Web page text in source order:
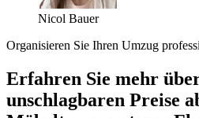
Nicol Bauer
Organisieren Sie Ihren Umzug
Erfahren Sie mehr
unschlagbaren Preise